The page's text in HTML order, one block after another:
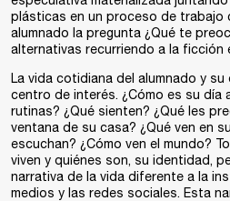
plásticas en un proceso de trabajo
alumnado la pregunta ¿Qué te
alternativas recurriendo a la ficción
La vida cotidiana del alumnado y
centro de interés. ¿Cómo es su día
rutinas? ¿Qué sienten? ¿Qué les
ventana de su casa? ¿Qué ven en
escuchan? ¿Cómo ven el mundo?
viven y quiénes son, su identidad,
narrativa de la vida diferente a la
medios y las redes sociales. Esta